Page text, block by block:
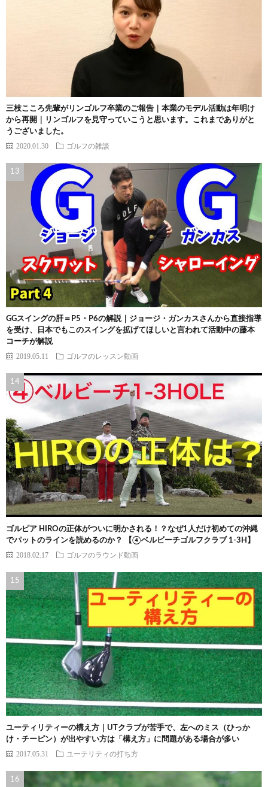
三枝こころ先輩がリンゴルフ卒業のご報告｜本業のモデル活動は年明け
から再開｜リンゴルフを見守っていこうと思います。これまでありがと
うございました。
2020.01.30 ゴルフの雑談
GGスイングの肝＝P5・P6の解説｜ジョージ・ガンカスさんから直接指導
を受け、日本でもこのスイングを拡げてほしいと言われて活動中の藤本
コーチが解説
2019.05.11 ゴルフのレッスン動画
ゴルピア HIROの正体がついに明かされる！？なぜ1人だけ初めての沖縄
でパットのラインを読めるのか？ 【④ベルビーチゴルフクラブ 1-3H】
2018.02.17 ゴルフのラウンド動画
ユーティリティーの構え方｜UTクラブが苦手で、左へのミス（ひっか
け・チーピン）が出やすい方は「構え方」に問題がある場合が多い
2017.05.31 ユーテリティの打ち方